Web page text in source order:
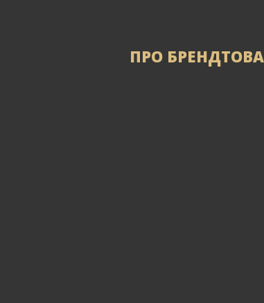
ПРО БРЕНД